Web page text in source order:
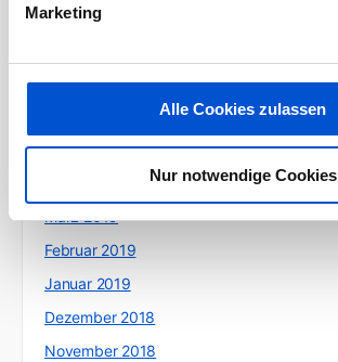
Marketing
Alle Cookies zulassen
Nur notwendige Cookies
September 2019
Juli 2019
Mai 2019
März 2019
Februar 2019
Januar 2019
Dezember 2018
November 2018